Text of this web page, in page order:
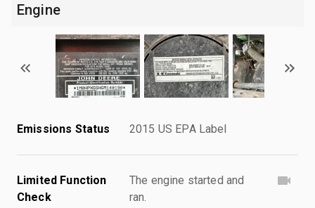
Engine
Emissions Status 2015 US EPA Label
Limited Function
Check
The engine started and
ran.